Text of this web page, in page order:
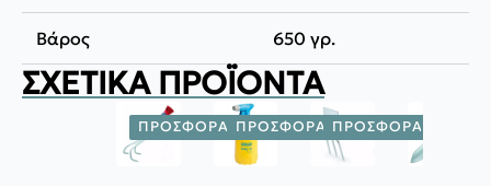
Βάρος 650 γρ.
ΣΧΕΤΙΚΆ ΠΡΟΪΌΝΤΑ
ΠΡΟΣΦΟΡΆ! ΠΡΟΣΦΟΡΆ! ΠΡΟΣΦΟΡΆ!